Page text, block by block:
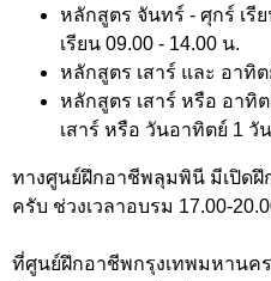
หลักสูตร จันทร์ - ศุกร์ เรีย
เรียน 09.00 - 14.00 น.
หลักสูตร เสาร์ และ อาทิต
หลักสูตร เสาร์ หรือ อาทิต
เสาร์ หรือ วันอาทิตย์ 1 วั
ทางศูนย์ฝึกอาชีพลุมพินี มีเปิด
ครับ ช่วงเวลาอบรม 17.00-
ที่ศูนย์ฝึกอาชีพกรุงเทพมหานค